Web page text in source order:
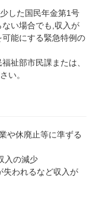
した国民年金第1号
い場合でも,収入が
能にする緊急特例の
祉部市民課または、
い。
や休廃止等に準ずる
入の減少
失われるなど収入が